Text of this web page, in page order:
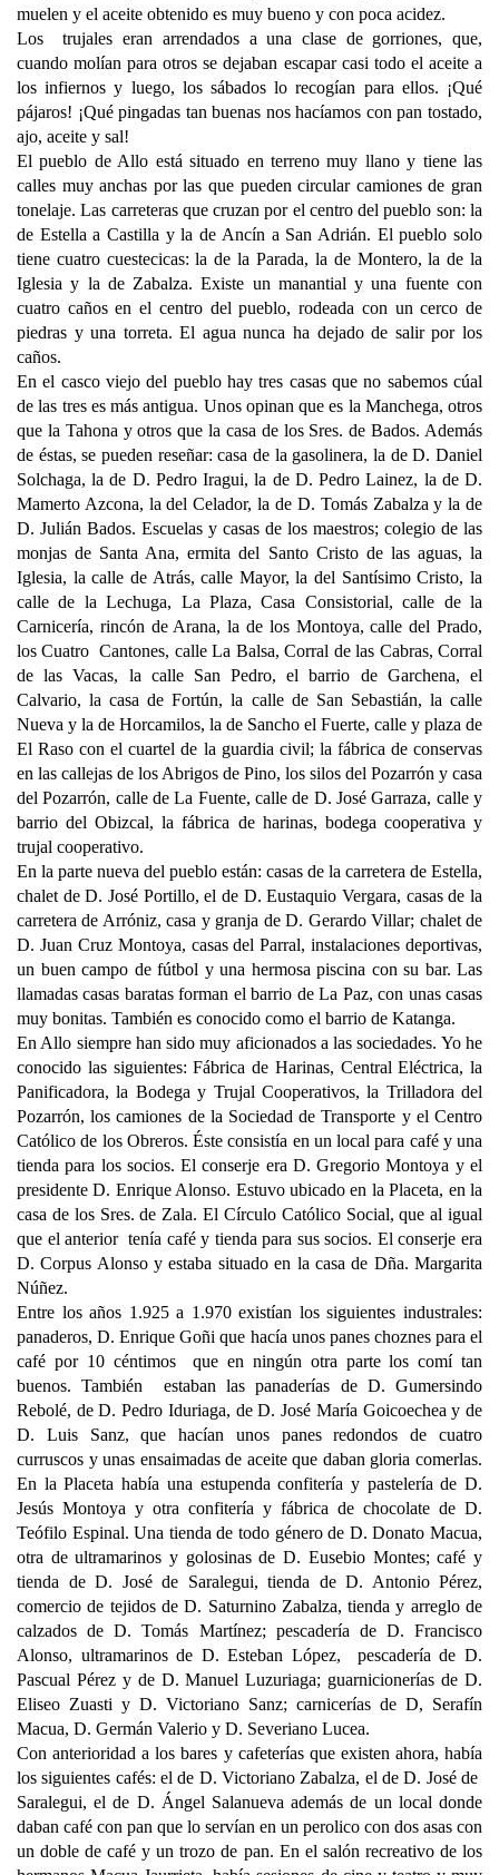
muelen y el aceite obtenido es muy bueno y con poca acidez.
Los trujales eran arrendados a una clase de gorriones, que,
cuando molían para otros se dejaban escapar casi todo el aceite a
los infiernos y luego, los sábados lo recogían para ellos. ¡Qué
pájaros! ¡Qué pingadas tan buenas nos hacíamos con pan tostado,
ajo, aceite y sal!
El pueblo de Allo está situado en terreno muy llano y tiene las
calles muy anchas por las que pueden circular camiones de gran
tonelaje. Las carreteras que cruzan por el centro del pueblo son: la
de Estella a Castilla y la de Ancín a San Adrián. El pueblo solo
tiene cuatro cuestecicas: la de la Parada, la de Montero, la de la
Iglesia y la de Zabalza. Existe un manantial y una fuente con
cuatro caños en el centro del pueblo, rodeada con un cerco de
piedras y una torreta. El agua nunca ha dejado de salir por los
caños.
En el casco viejo del pueblo hay tres casas que no sabemos cúal
de las tres es más antigua. Unos opinan que es la Manchega, otros
que la Tahona y otros que la casa de los Sres. de Bados. Además
de éstas, se pueden reseñar: casa de la gasolinera, la de D. Daniel
Solchaga, la de D. Pedro Iragui, la de D. Pedro Lainez, la de D.
Mamerto Azcona, la del Celador, la de D. Tomás Zabalza y la de
D. Julián Bados. Escuelas y casas de los maestros; colegio de las
monjas de Santa Ana, ermita del Santo Cristo de las aguas, la
Iglesia, la calle de Atrás, calle Mayor, la del Santísimo Cristo, la
calle de la Lechuga, La Plaza, Casa Consistorial, calle de la
Carnicería, rincón de Arana, la de los Montoya, calle del Prado,
los Cuatro Cantones, calle La Balsa, Corral de las Cabras, Corral
de las Vacas, la calle San Pedro, el barrio de Garchena, el
Calvario, la casa de Fortún, la calle de San Sebastián, la calle
Nueva y la de Horcamilos, la de Sancho el Fuerte, calle y plaza de
El Raso con el cuartel de la guardia civil; la fábrica de conservas
en las callejas de los Abrigos de Pino, los silos del Pozarrón y casa
del Pozarrón, calle de La Fuente, calle de D. José Garraza, calle y
barrio del Obizcal, la fábrica de harinas, bodega cooperativa y
trujal cooperativo.
En la parte nueva del pueblo están: casas de la carretera de Estella,
chalet de D. José Portillo, el de D. Eustaquio Vergara, casas de la
carretera de Arróniz, casa y granja de D. Gerardo Villar; chalet de
D. Juan Cruz Montoya, casas del Parral, instalaciones deportivas,
un buen campo de fútbol y una hermosa piscina con su bar. Las
llamadas casas baratas forman el barrio de La Paz, con unas casas
muy bonitas. También es conocido como el barrio de Katanga.
En Allo siempre han sido muy aficionados a las sociedades. Yo he
conocido las siguientes: Fábrica de Harinas, Central Eléctrica, la
Panificadora, la Bodega y Trujal Cooperativos, la Trilladora del
Pozarrón, los camiones de la Sociedad de Transporte y el Centro
Católico de los Obreros. Éste consistía en un local para café y una
tienda para los socios. El conserje era D. Gregorio Montoya y el
presidente D. Enrique Alonso. Estuvo ubicado en la Placeta, en la
casa de los Sres. de Zala. El Círculo Católico Social, que al igual
que el anterior tenía café y tienda para sus socios. El conserje era
D. Corpus Alonso y estaba situado en la casa de Dña. Margarita
Núñez.
Entre los años 1.925 a 1.970 existían los siguientes industrales:
panaderos, D. Enrique Goñi que hacía unos panes choznes para el
café por 10 céntimos que en ningún otra parte los comí tan
buenos. También estaban las panaderías de D. Gumersindo
Rebolé, de D. Pedro Iduriaga, de D. José María Goicoechea y de
D. Luis Sanz, que hacían unos panes redondos de cuatro
curruscos y unas ensaimadas de aceite que daban gloria comerlas.
En la Placeta había una estupenda confitería y pastelería de D.
Jesús Montoya y otra confitería y fábrica de chocolate de D.
Teófilo Espinal. Una tienda de todo género de D. Donato Macua,
otra de ultramarinos y golosinas de D. Eusebio Montes; café y
tienda de D. José de Saralegui, tienda de D. Antonio Pérez,
comercio de tejidos de D. Saturnino Zabalza, tienda y arreglo de
calzados de D. Tomás Martínez; pescadería de D. Francisco
Alonso, ultramarinos de D. Esteban López, pescadería de D.
Pascual Pérez y de D. Manuel Luzuriaga; guarnicionerías de D.
Eliseo Zuasti y D. Victoriano Sanz; carnicerías de D, Serafín
Macua, D. Germán Valerio y D. Severiano Lucea.
Con anterioridad a los bares y cafeterías que existen ahora, había
los siguientes cafés: el de D. Victoriano Zabalza, el de D. José de
Saralegui, el de D. Ángel Salanueva además de un local donde
daban café con pan que lo servían en un perolico con dos asas con
un doble de café y un trozo de pan. En el salón recreativo de los